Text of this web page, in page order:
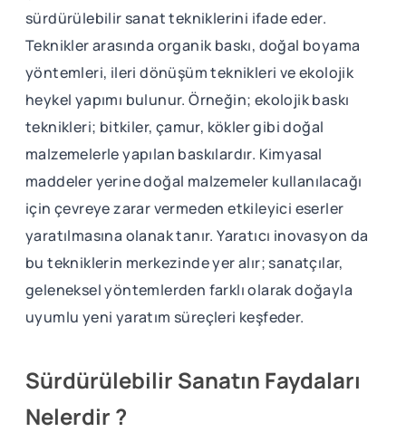
sürdürülebilir sanat tekniklerini ifade eder.
Teknikler arasında organik baskı, doğal boyama
yöntemleri, ileri dönüşüm teknikleri ve ekolojik
heykel yapımı bulunur. Örneğin; ekolojik baskı
teknikleri; bitkiler, çamur, kökler gibi doğal
malzemelerle yapılan baskılardır. Kimyasal
maddeler yerine doğal malzemeler kullanılacağı
için çevreye zarar vermeden etkileyici eserler
yaratılmasına olanak tanır. Yaratıcı inovasyon da
bu tekniklerin merkezinde yer alır; sanatçılar,
geleneksel yöntemlerden farklı olarak doğayla
uyumlu yeni yaratım süreçleri keşfeder.
Sürdürülebilir Sanatın Faydaları
Nelerdir ?